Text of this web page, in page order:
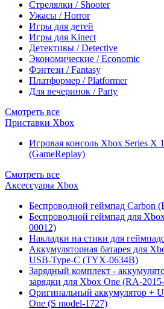
Стрелялки / Shooter
Ужасы / Horror
Игры для детей
Игры для Kinect
Детективы / Detective
Экономические / Economic
Фэнтези / Fantasy
Платформер / Platformer
Для вечеринок / Party
Смотреть все
Приставки Xbox
Игровая консоль Xbox Series X
(GameReplay)
Смотреть все
Аксессуары Xbox
Беспроводной геймпад Carbon
Беспроводной геймпад для
00012)
Накладки на стики для
Аккумуляторная батарея для
USB-Type-C (TYX-0634B)
Зарядный комплект -
зарядки для Xbox One (RA-
Оригинальный аккумулятор +
One (S model-1727)